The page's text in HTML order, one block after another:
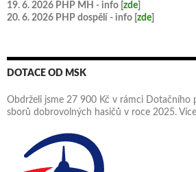
19. 6. 2026 PHP MH - info [ zde
20. 6. 2026 PHP dospělí - info [ zde
DOTACE OD MSK
Obdrželi jsme 27 900 Kč v rámci Dotačního
sborů dobrovolných hasičů v roce 2025.